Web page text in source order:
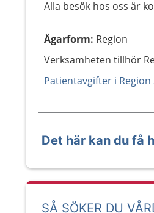
Alla besök hos oss är
Ägarform: Region
Verksamheten tillhör
Patientavgifter i
Det här kan du få
SÅ SÖKER DU